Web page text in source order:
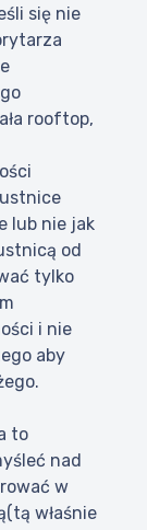
się nie
rooftop,
lub nie jak
od
tylko
i nie
aby
to
nad
w
właśnie